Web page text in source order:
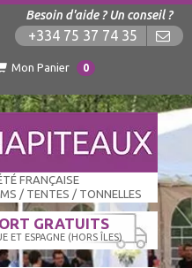
Besoin d'aide ? Un conseil ?
+334 75 37 74 35
Mon Panier 0
FRANÇAISE
/ TENTES / TONNELLES
GRATUITS
ET ESPAGNE (HORS ÎLES)